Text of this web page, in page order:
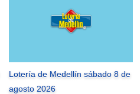
Lotería de Medellín sábado 8 de
agosto 2026